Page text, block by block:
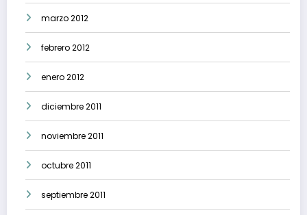
marzo 2012
febrero 2012
enero 2012
diciembre 2011
noviembre 2011
octubre 2011
septiembre 2011